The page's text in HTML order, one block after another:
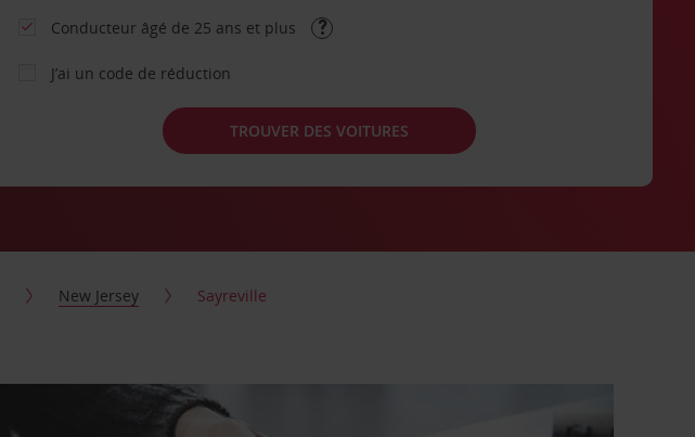
Conducteur âgé de 25 ans et plus
J’ai un code de réduction
TROUVER DES VOITURES
New Jersey Sayreville